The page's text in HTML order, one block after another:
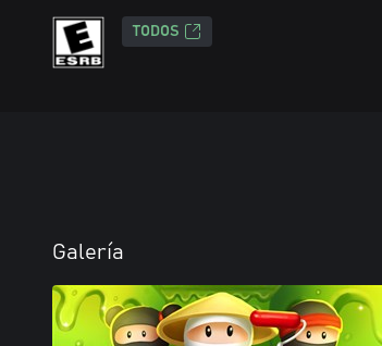
TODOS
Galería